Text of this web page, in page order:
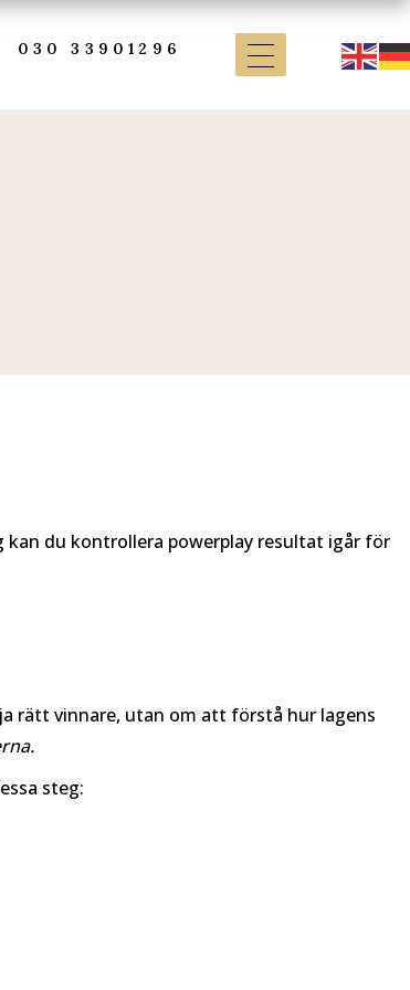
030 33901296
kan du kontrollera powerplay resultat igår för
rätt vinnare, utan om att förstå hur lagens
steg: